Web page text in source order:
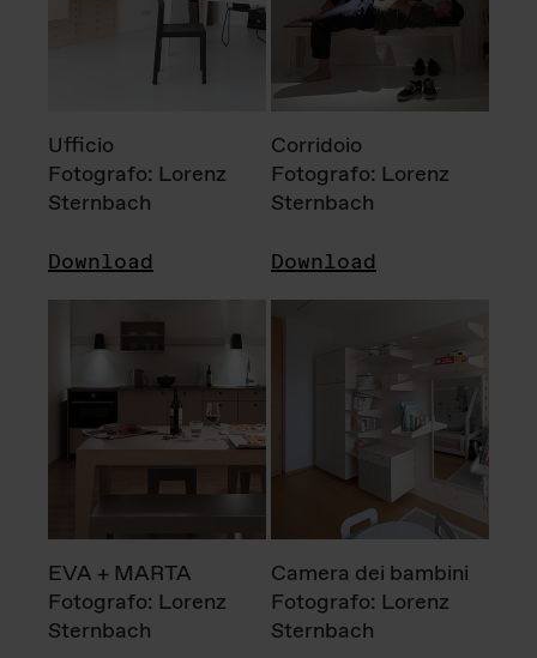
Ufficio
Fotografo: Lorenz
Sternbach
Download
Corridoio
Fotografo: Lorenz
Sternbach
Download
EVA + MARTA
Fotografo: Lorenz
Sternbach
Camera dei bambini
Fotografo: Lorenz
Sternbach